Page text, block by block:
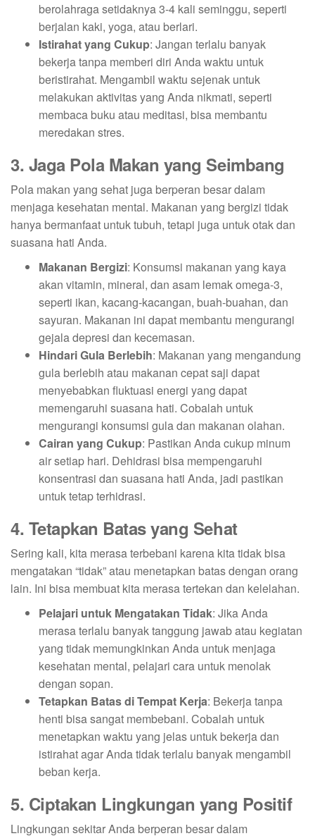
berolahraga setidaknya 3-4 kali seminggu, seperti
berjalan kaki, yoga, atau berlari.
Istirahat yang Cukup: Jangan terlalu banyak
bekerja tanpa memberi diri Anda waktu untuk
beristirahat. Mengambil waktu sejenak untuk
melakukan aktivitas yang Anda nikmati, seperti
membaca buku atau meditasi, bisa membantu
meredakan stres.
3. Jaga Pola Makan yang Seimbang
Pola makan yang sehat juga berperan besar dalam
menjaga kesehatan mental. Makanan yang bergizi tidak
hanya bermanfaat untuk tubuh, tetapi juga untuk otak dan
suasana hati Anda.
Makanan Bergizi: Konsumsi makanan yang kaya
akan vitamin, mineral, dan asam lemak omega-3,
seperti ikan, kacang-kacangan, buah-buahan, dan
sayuran. Makanan ini dapat membantu mengurangi
gejala depresi dan kecemasan.
Hindari Gula Berlebih: Makanan yang mengandung
gula berlebih atau makanan cepat saji dapat
menyebabkan fluktuasi energi yang dapat
memengaruhi suasana hati. Cobalah untuk
mengurangi konsumsi gula dan makanan olahan.
Cairan yang Cukup: Pastikan Anda cukup minum
air setiap hari. Dehidrasi bisa mempengaruhi
konsentrasi dan suasana hati Anda, jadi pastikan
untuk tetap terhidrasi.
4. Tetapkan Batas yang Sehat
Sering kali, kita merasa terbebani karena kita tidak bisa
mengatakan “tidak” atau menetapkan batas dengan orang
lain. Ini bisa membuat kita merasa tertekan dan kelelahan.
Pelajari untuk Mengatakan Tidak: Jika Anda
merasa terlalu banyak tanggung jawab atau kegiatan
yang tidak memungkinkan Anda untuk menjaga
kesehatan mental, pelajari cara untuk menolak
dengan sopan.
Tetapkan Batas di Tempat Kerja: Bekerja tanpa
henti bisa sangat membebani. Cobalah untuk
menetapkan waktu yang jelas untuk bekerja dan
istirahat agar Anda tidak terlalu banyak mengambil
beban kerja.
5. Ciptakan Lingkungan yang Positif
Lingkungan sekitar Anda berperan besar dalam